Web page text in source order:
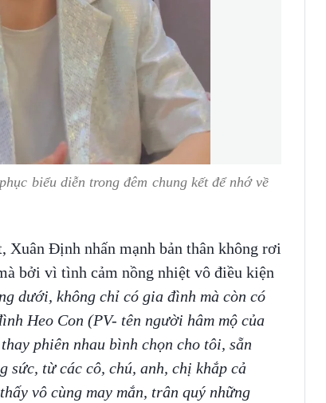
biểu diễn trong đêm chung kết để nhớ về
Xuân Định nhấn mạnh bản thân không rơi
bởi vì tình cảm nồng nhiệt vô điều kiện
dưới, không chỉ có gia đình mà còn có
Heo Con (PV- tên người hâm mộ của
phiên nhau bình chọn cho tôi, sẵn
sức, từ các cô, chú, anh, chị khắp cả
vô cùng may mắn, trân quý những